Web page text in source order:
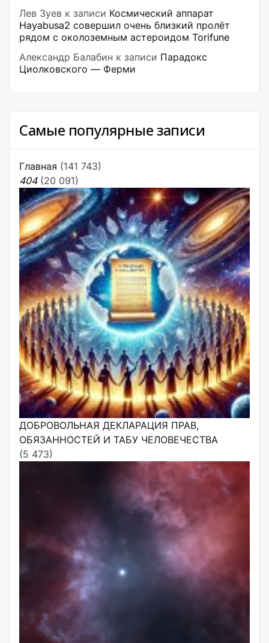
Лев Зуев к записи Космический аппарат
Hayabusa2 совершил очень близкий пролёт
рядом с околоземным астероидом Torifune
Александр Балабин к записи Парадокс
Циолковского — Ферми
Самые популярные записи
Главная (141 743)
404 (20 091)
ДОБРОВОЛЬНАЯ ДЕКЛАРАЦИЯ ПРАВ,
ОБЯЗАННОСТЕЙ И ТАБУ ЧЕЛОВЕЧЕСТВА
(5 473)